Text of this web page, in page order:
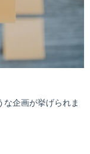
企画が挙げられま